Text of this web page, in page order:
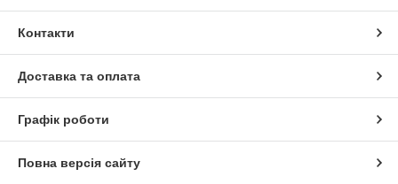
Контакти
Доставка та оплата
Графік роботи
Повна версія сайту